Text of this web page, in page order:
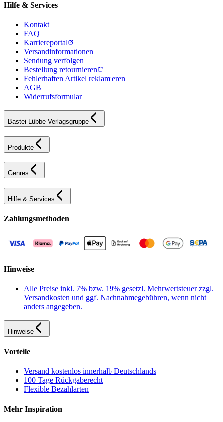
Hilfe & Services
Kontakt
FAQ
Karriereportal
Versandinformationen
Sendung verfolgen
Bestellung retournieren
Fehlerhaften Artikel reklamieren
AGB
Widerrufsformular
Bastei Lübbe Verlagsgruppe
Produkte
Genres
Hilfe & Services
Zahlungsmethoden
Hinweise
Alle Preise inkl. 7% bzw. 19% gesetzl. Mehrwertsteuer zzgl.
Versandkosten und ggf. Nachnahmegebühren, wenn nicht
anders angegeben.
Hinweise
Vorteile
Versand kostenlos innerhalb Deutschlands
100 Tage Rückgaberecht
Flexible Bezahlarten
Mehr Inspiration